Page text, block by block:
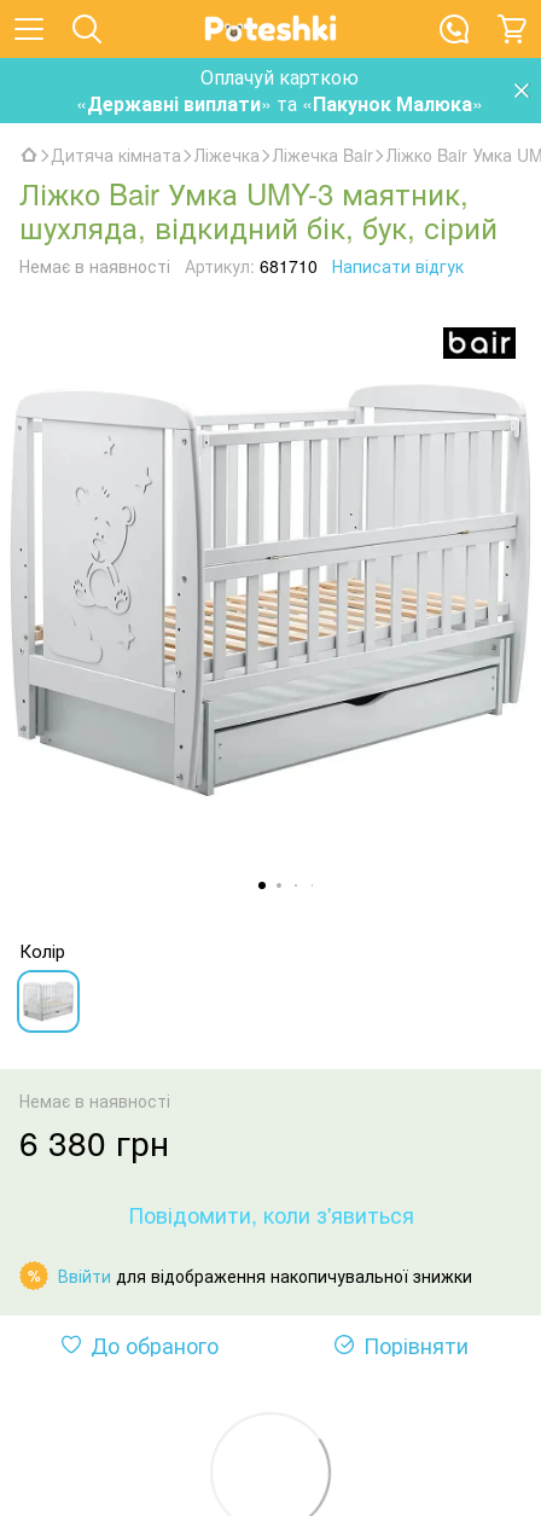
Оплачуй карткою
«Державні виплати» та «Пакунок Малюка»
Дитяча кімната Ліжечка Ліжечка Bair Ліжко Bair Умка
Ліжко Bair Умка UMY-3 маятник,
шухляда, відкидний бік, бук, сірий
Немає в наявності Артикул: 681710 Написати відгук
Колір
Немає в наявності
6 380 грн
Повідомити, коли з'явиться
% Ввійти для відображення накопичувальної знижки
До обраного Порівняти